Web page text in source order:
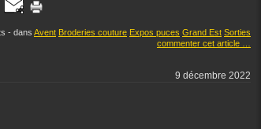
- dans Avent Broderies couture Expos puces Grand Est Sorties
commenter cet article
9 décembre 2022